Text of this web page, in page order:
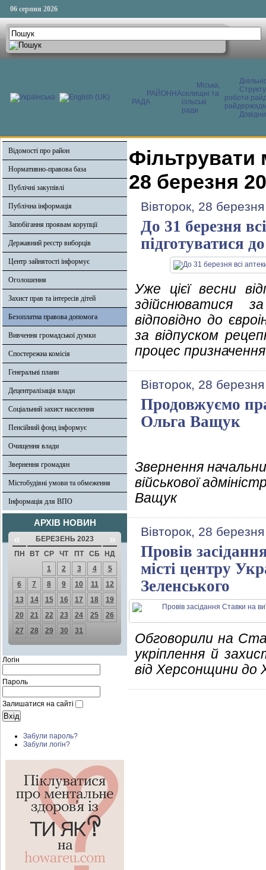
06 серпня 2026
РАЙОННА
РАДА
Міська,
селищні та
сільські
ради
роботи
Відомості про район
Нормативно-правова база
Публічні закупівлі
Публічна інформація
Запобігання проявам корупції
Державний реєстр виборців
Центр зайнятості інформує
Оголошення
Захист прав та інтересів дітей
Безоплатна правова допомога
Вивчення громадської думки
Спостережна комісія
Генеральні плани
Децентралізація влади
Соціальний захист населення
Пенсійний фонд інформує
Очищення влади
Звернення громадян
Містобудівні умови та обмеження
Інформація для ВПО
АРХІВ НОВИН
« БЕРЕЗЕНЬ 2023 »
ПН ВТ СР ЧТ ПТ СБ
НД
1
2 3 4
5
6
7 8 9 10 11
12
13
14 15 16 17 18
19
20
21 22 23 24 25
26
27
28 29 30 31
Логін
Пароль
Залишатися на сайті
Забули пароль?
Забули логін?
Фільтрувати
28 березня
Вівторок, 28
До 31 березня
підготуватися
Уже цієї весни
здійснюватися
відповідно до
за відпуском
процес
Вівторок, 28
Продовжуємо
Ольга Ващук
Звернення
військової
Ващук
Вівторок, 28
Провів
місті центру
Зеленського
Обговорили на
укріплення й
від Херсонщини до